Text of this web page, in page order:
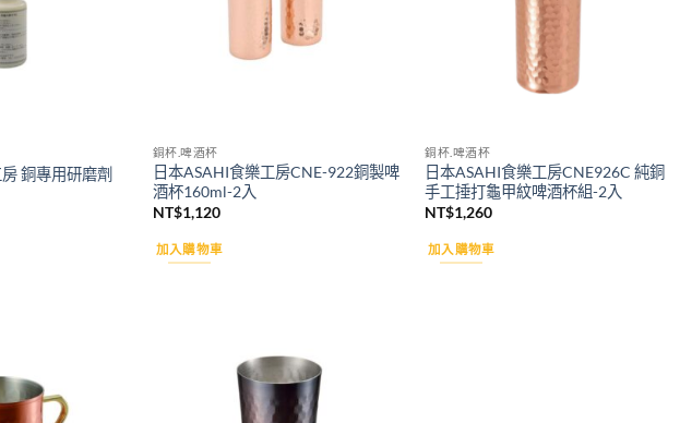
銅專用研磨劑
銅杯.啤酒杯
日本ASAHI食樂工房CNE-922銅製啤
酒杯160ml-2入
NT$1,120
加入購物車
銅杯.啤酒杯
日本ASAHI食樂工房CNE926C 純銅
手工捶打龜甲紋啤酒杯組-2入
NT$1,260
加入購物車